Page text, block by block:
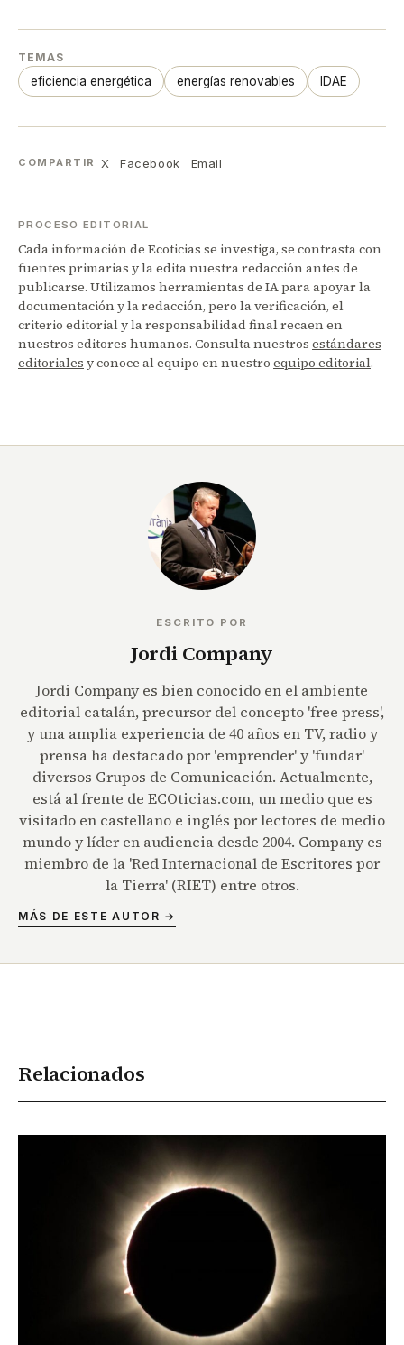
TEMAS
eficiencia energética energías renovables IDAE
COMPARTIR X Facebook Email
PROCESO EDITORIAL
Cada información de Ecoticias se investiga, se contrasta con
fuentes primarias y la edita nuestra redacción antes de
publicarse. Utilizamos herramientas de IA para apoyar la
documentación y la redacción, pero la verificación, el
criterio editorial y la responsabilidad final recaen en
nuestros editores humanos. Consulta nuestros estándares
editoriales y conoce al equipo en nuestro equipo editorial.
ESCRITO POR
Jordi Company
Jordi Company es bien conocido en el ambiente
editorial catalán, precursor del concepto 'free press',
y una amplia experiencia de 40 años en TV, radio y
prensa ha destacado por 'emprender' y 'fundar'
diversos Grupos de Comunicación. Actualmente,
está al frente de ECOticias.com, un medio que es
visitado en castellano e inglés por lectores de medio
mundo y líder en audiencia desde 2004. Company es
miembro de la 'Red Internacional de Escritores por
la Tierra' (RIET) entre otros.
MÁS DE ESTE AUTOR →
Relacionados